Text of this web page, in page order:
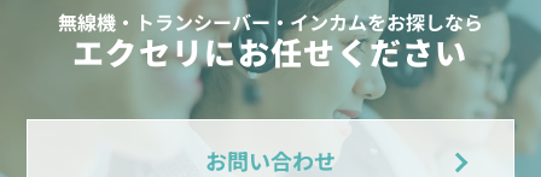
無線機・トランシーバー・インカムをお探しなら
エクセリにお任せください
お問い合わせ